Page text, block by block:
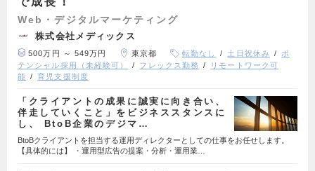
Web・デジタルマーケティング
株式会社メディックス
500万円 ～ 549万円 東京都 転勤なし 土日祝休み
ポ
テンシャル採用（未経験可）
フレックス勤務
リモートワーク可
能
育児支援制度
「クライアントの成果に誠実に向き合い、
伴走していくこと」をビジネススタンスに
し、 BtoB企業のデジマ…
BtoBクライアントを担当する運用ディレクターとしての仕事をお任せします。
【具体的には】 ・運用型広告の提案・分析・運用業…